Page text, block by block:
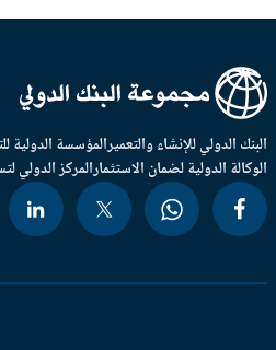
الدولي للإنشاء والتعميرالمؤسسة الدولية
الدولية لضمان الاستثمارالمركز الدولي